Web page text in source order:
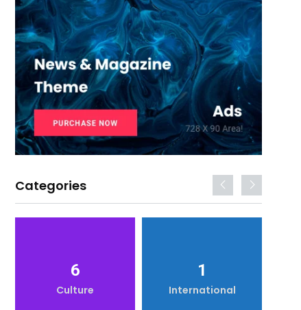
Categories
6
Culture
1
International